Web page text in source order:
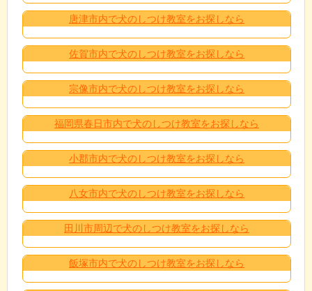
唐津市内で犬のしつけ教室をお探しなら
佐賀市内で犬のしつけ教室をお探しなら
宗像市内で犬のしつけ教室をお探しなら
福岡県春日市内で犬のしつけ教室をお探しなら
小郡市内で犬のしつけ教室をお探しなら
八女市内で犬のしつけ教室をお探しなら
田川市周辺で犬のしつけ教室をお探しなら
飯塚市内で犬のしつけ教室をお探しなら